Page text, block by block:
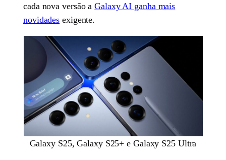
cada nova versão aGalaxy AI ganha mais
novidades exigente.
Galaxy S25, Galaxy S25+ e Galaxy S25 Ultra